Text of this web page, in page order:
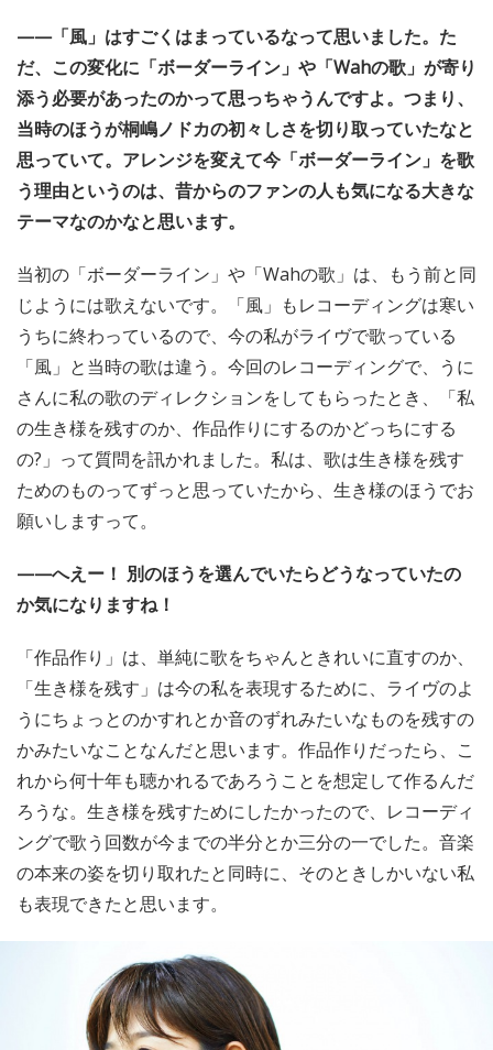
——「風」はすごくはまっているなって思いました。た
だ、この変化に「ボーダーライン」や「Wahの歌」が寄り
添う必要があったのかって思っちゃうんですよ。つまり、
当時のほうが桐嶋ノドカの初々しさを切り取っていたなと
思っていて。アレンジを変えて今「ボーダーライン」を歌
う理由というのは、昔からのファンの人も気になる大きな
テーマなのかなと思います。
当初の「ボーダーライン」や「Wahの歌」は、もう前と同
じようには歌えないです。「風」もレコーディングは寒い
うちに終わっているので、今の私がライヴで歌っている
「風」と当時の歌は違う。今回のレコーディングで、うに
さんに私の歌のディレクションをしてもらったとき、「私
の生き様を残すのか、作品作りにするのかどっちにする
の?」って質問を訊かれました。私は、歌は生き様を残す
ためのものってずっと思っていたから、生き様のほうでお
願いしますって。
——へえー！ 別のほうを選んでいたらどうなっていたの
か気になりますね！
「作品作り」は、単純に歌をちゃんときれいに直すのか、
「生き様を残す」は今の私を表現するために、ライヴのよ
うにちょっとのかすれとか音のずれみたいなものを残すの
かみたいなことなんだと思います。作品作りだったら、こ
れから何十年も聴かれるであろうことを想定して作るんだ
ろうな。生き様を残すためにしたかったので、レコーディ
ングで歌う回数が今までの半分とか三分の一でした。音楽
の本来の姿を切り取れたと同時に、そのときしかいない私
も表現できたと思います。